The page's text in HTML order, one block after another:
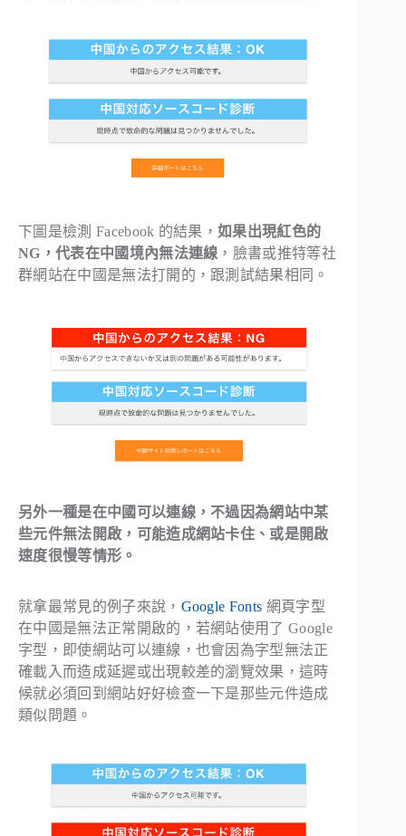
下圖是檢測 Facebook 的結果，如果出現紅色的
NG，代表在中國境內無法連線 ，臉書或推特等社
群網站在中國是無法打開的，跟測試結果相同。
另外一種是在中國可以連線，不過因為網站中某
些元件無法開啟，可能造成網站卡住、或是開啟
速度很慢等情形。
就拿最常見的例子來說， Google Fonts 網頁字型
在中國是無法正常開啟的，若網站使用了 Google
字型，即使網站可以連線，也會因為字型無法正
確載入而造成延遲或出現較差的瀏覽效果，這時
候就必須回到網站好好檢查一下是那些元件造成
類似問題。